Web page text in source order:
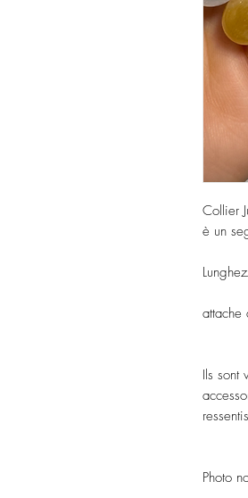
Collier
è un
attache
Ils sont
Photo